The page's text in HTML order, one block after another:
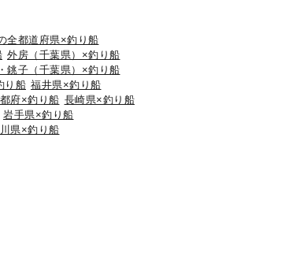
全都道府県×釣り船
外房（千葉県）×釣り船
銚子（千葉県）×釣り船
り船 福井県×釣り船
府×釣り船 長崎県×釣り船
岩手県×釣り船
県×釣り船